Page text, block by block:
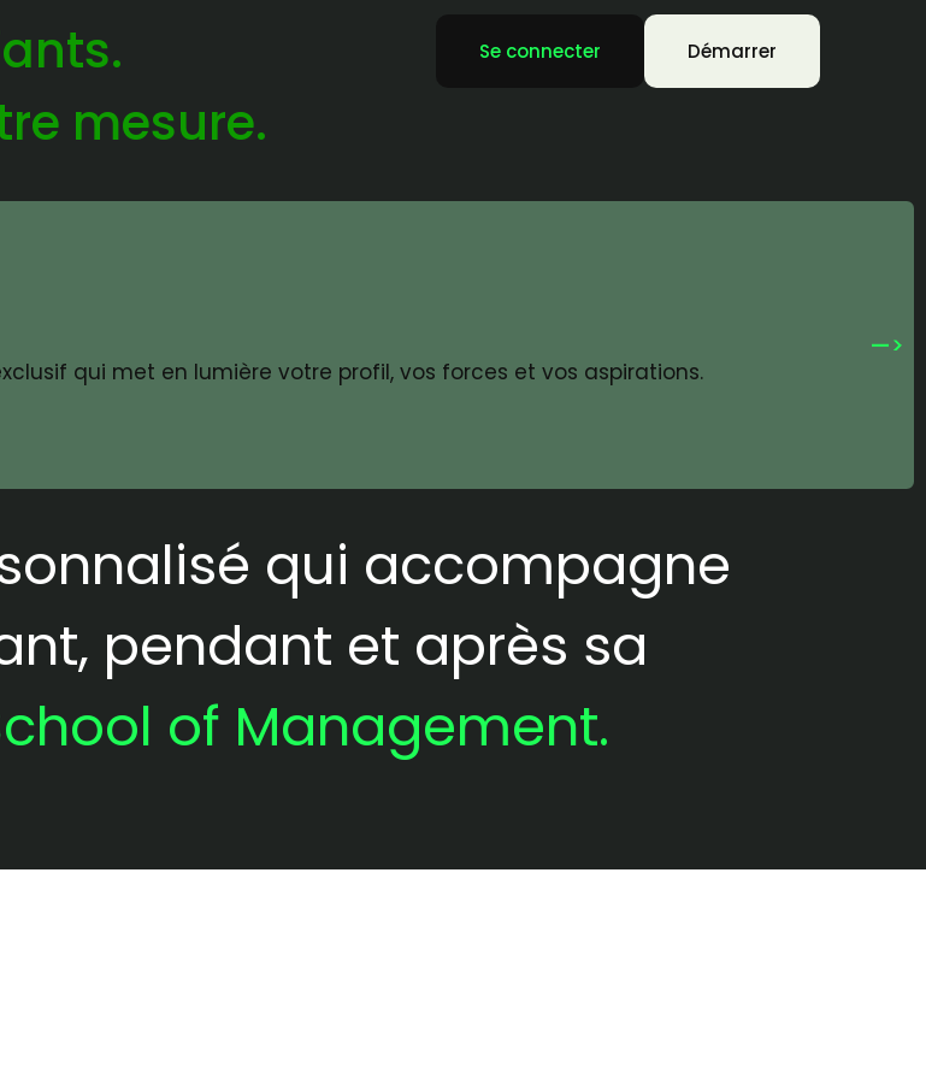
mesure.
Se connecter Démarrer
qui met en lumière votre profil, vos forces et vos aspirations.
qui accompagne
pendant et après sa
of Management.